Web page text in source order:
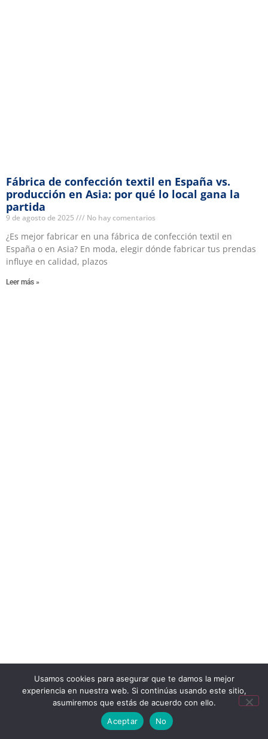
Fábrica de confección textil en España vs.
producción en Asia: por qué lo local gana la
partida
9 de agosto de 2025 No hay comentarios
¿Es mejor fabricar en una fábrica de confección textil en
España o en Asia? En moda, elegir dónde fabricar tus prendas
influye en calidad, plazos
Leer más »
6 errores comunes al externalizar la
producción de ropa (y cómo evitarlos)
Usamos cookies para asegurar que te damos la mejor
experiencia en nuestra web. Si continúas usando este sitio,
asumiremos que estás de acuerdo con ello.
Aceptar
No